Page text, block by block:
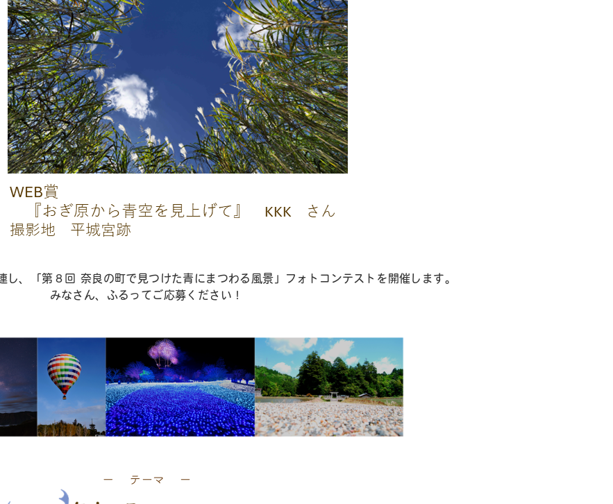
し、「第８回 奈良の町で見つけた青にまつわる風景」フォトコンテストを開催します。
みなさん、ふるってご応募ください！